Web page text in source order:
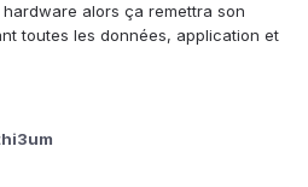
alors ça remettra son
toutes les données, application et